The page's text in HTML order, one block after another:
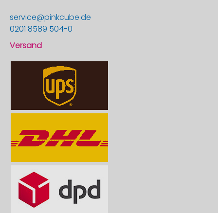
service@pinkcube.de
0201 8589 504-0
Versand